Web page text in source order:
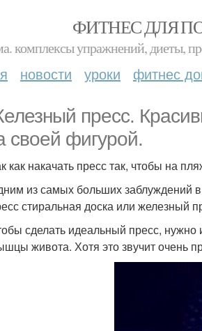
ФИТНЕС ДЛЯ
комплексы упражнений, диеты,
новости уроки фитнес
пресс.
своей фигурой.
как накачать пресс так, чтобы на
из самых больших заблуждений
стиральная доска или железный
сделать идеальный пресс, нужно
живота. Хотя это звучит очень